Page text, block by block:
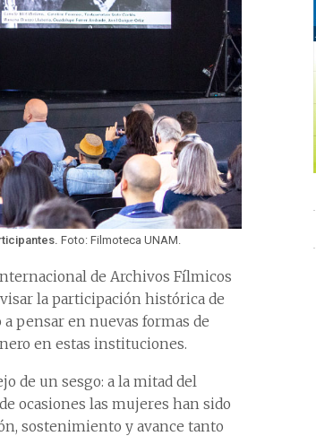
Foto: Filmoteca UNAM.
de Archivos Fílmicos
la participación histórica de
pensar en nuevas formas de
en estas instituciones.
de un sesgo: a la mitad del
ocasiones las mujeres han sido
sostenimiento y avance tanto